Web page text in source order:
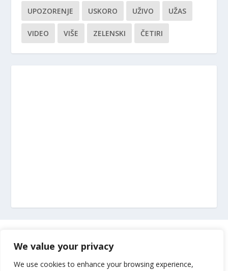
We value your privacy
We use cookies to enhance your browsing experience,
UPOZORENJE USKORO UŽIVO UŽAS
VIDEO VIŠE ZELENSKI ČETIRI
Impressum